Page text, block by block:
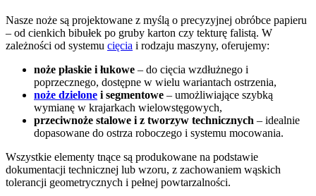
Nasze noże są projektowane z myślą o precyzyjnej obróbce papieru
– od cienkich bibułek po gruby karton czy tekturę falistą. W
zależności od systemu cięcia i rodzaju maszyny, oferujemy:
noże płaskie i łukowe – do cięcia wzdłużnego i
poprzecznego, dostępne w wielu wariantach ostrzenia,
noże dzielone i segmentowe – umożliwiające szybką
wymianę w krajarkach wielowstęgowych,
przeciwnoże stalowe i z tworzyw technicznych – idealnie
dopasowane do ostrza roboczego i systemu mocowania.
Wszystkie elementy tnące są produkowane na podstawie
dokumentacji technicznej lub wzoru, z zachowaniem wąskich
tolerancji geometrycznych i pełnej powtarzalności.